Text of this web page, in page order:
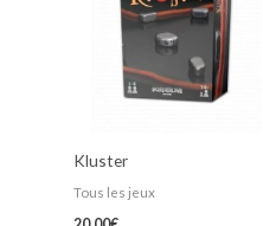
Kluster
Tous les jeux